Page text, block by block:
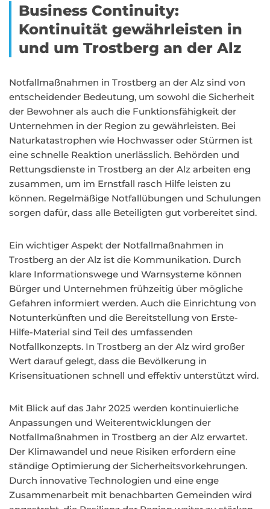
Business Continuity:
Kontinuität gewährleisten in
und um Trostberg an der Alz
Notfallmaßnahmen in Trostberg an der Alz sind von
entscheidender Bedeutung, um sowohl die Sicherheit
der Bewohner als auch die Funktionsfähigkeit der
Unternehmen in der Region zu gewährleisten. Bei
Naturkatastrophen wie Hochwasser oder Stürmen ist
eine schnelle Reaktion unerlässlich. Behörden und
Rettungsdienste in Trostberg an der Alz arbeiten eng
zusammen, um im Ernstfall rasch Hilfe leisten zu
können. Regelmäßige Notfallübungen und Schulungen
sorgen dafür, dass alle Beteiligten gut vorbereitet sind.
Ein wichtiger Aspekt der Notfallmaßnahmen in
Trostberg an der Alz ist die Kommunikation. Durch
klare Informationswege und Warnsysteme können
Bürger und Unternehmen frühzeitig über mögliche
Gefahren informiert werden. Auch die Einrichtung von
Notunterkünften und die Bereitstellung von Erste-
Hilfe-Material sind Teil des umfassenden
Notfallkonzepts. In Trostberg an der Alz wird großer
Wert darauf gelegt, dass die Bevölkerung in
Krisensituationen schnell und effektiv unterstützt wird.
Mit Blick auf das Jahr 2025 werden kontinuierliche
Anpassungen und Weiterentwicklungen der
Notfallmaßnahmen in Trostberg an der Alz erwartet.
Der Klimawandel und neue Risiken erfordern eine
ständige Optimierung der Sicherheitsvorkehrungen.
Durch innovative Technologien und eine enge
Zusammenarbeit mit benachbarten Gemeinden wird